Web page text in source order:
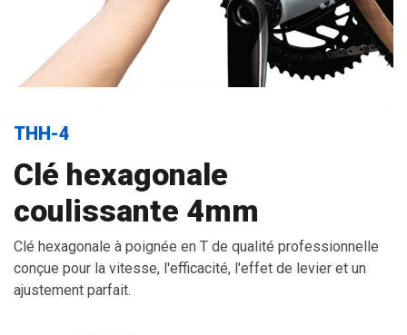
THH-4
Clé hexagonale
coulissante 4mm
Clé hexagonale à poignée en T de qualité professionnelle
conçue pour la vitesse, l'efficacité, l'effet de levier et un
ajustement parfait.